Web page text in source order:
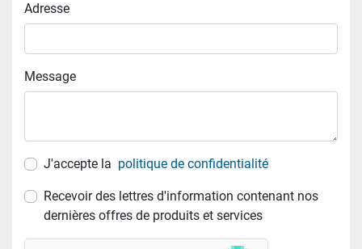
Adresse
Message
J'accepte la politique de confidentialité
Recevoir des lettres d'information contenant nos
dernières offres de produits et services